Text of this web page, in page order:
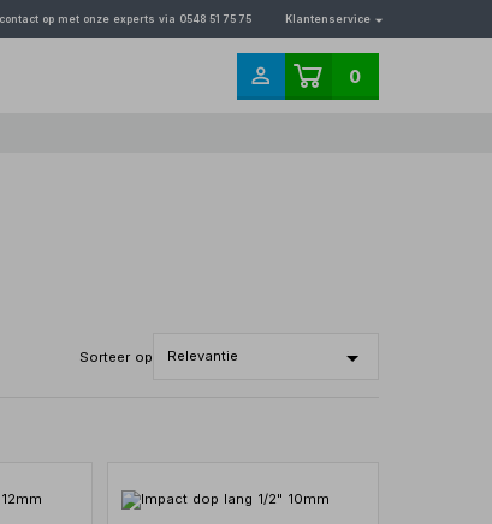
op met onze experts via 0548 51 75 75 Klantenservice
0
Sorteer op